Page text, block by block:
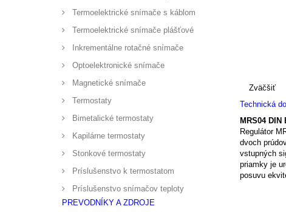
Termoelektrické snímače s káblom
Termoelektrické snímače plášťové
Inkrementálne rotačné snímače
Optoelektronické snímače
Magnetické snímače
Termostaty
Bimetalické termostaty
Kapilárne termostaty
Stonkové termostaty
Príslušenstvo k termostatom
Príslušenstvo snímačov teploty
PREVODNÍKY A ZDROJE
Zväčšiť
Technická
MRS04
Regulátor
dvoch
vstupných
priamky je
posuvu